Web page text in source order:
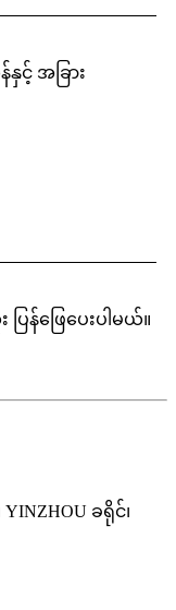
င့် အခြား
ပြန်ဖြေပေးပါမယ်။
YINZHOU ခရိုင်၊